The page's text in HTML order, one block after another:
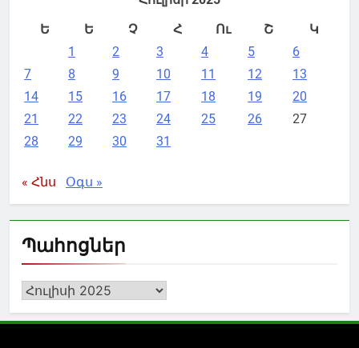
Ե
Ե Չ Հ Ու Շ
Կ
1
2 3 4 5
6
7
8 9 10 11 12
13
14
15 16 17 18 19
20
21
22 23 24 25 26
27
28
29 30 31
« Հնս Օգս »
Պահոցներ
Պահոցներ